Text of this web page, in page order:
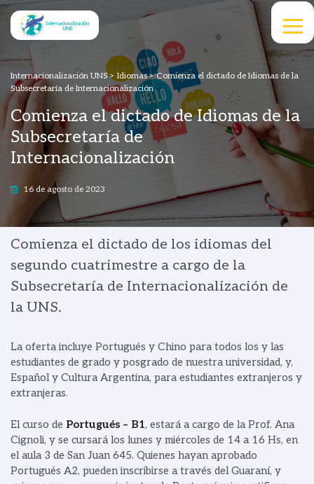
Internacionalización UNS> Idiomas>Comienza el dictado de Idiomas de la
Subsecretaría de Internacionalización
Comienza el dictado de Idiomas de la
Subsecretaría de
Internacionalización
16 de agosto de 2023
Comienza el dictado de los idiomas del
segundo cuatrimestre a cargo de la
Subsecretaría de Internacionalización de
la UNS.
La oferta incluye Portugués y Chino para todos los y las
estudiantes de grado y posgrado de nuestra universidad, y,
Español y Cultura Argentina, para estudiantes extranjeros y
extranjeras.
El curso de Portugués – B1, estará a cargo de la Prof. Ana
Cignoli, y se cursará los lunes y miércoles de 14 a 16 Hs, en
el aula 3 de San Juan 645. Quienes hayan aprobado
Portugués A2, pueden inscribirse a través del Guaraní, y